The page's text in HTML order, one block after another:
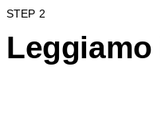
STEP 2
Leggiamo